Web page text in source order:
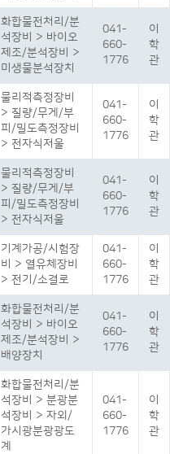
화합물전처리/분
석장비 > 바이오
제조/분석장비 >
미생물분석장치
041-
660-
1776
이
학
관
물리적측정장비
> 질량/무게/부
피/밀도측정장비
> 전자식저울
041-
660-
1776
이
학
관
물리적측정장비
> 질량/무게/부
피/밀도측정장비
> 전자식저울
041-
660-
1776
이
학
관
기계가공/시험장
비 > 열유체장비
> 전기/소결로
041-
660-
1776
이
학
관
화합물전처리/분
석장비 > 바이오
제조/분석장비 >
배양장치
041-
660-
1776
이
학
관
화합물전처리/분
석장비 > 분광분
석장비 > 자외/
가시광분광광도
계
041-
660-
1776
이
학
관